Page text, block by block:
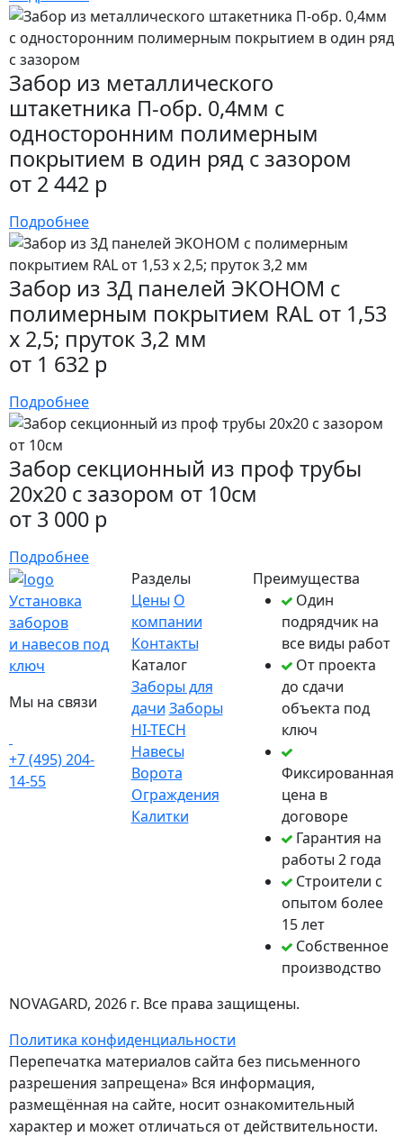
Забор из металлического
штакетника П-обр. 0,4мм с
односторонним полимерным
покрытием в один ряд с зазором
от 2 442 р
Подробнее
Забор из 3Д панелей ЭКОНОМ с
полимерным покрытием RAL от 1,53
х 2,5; пруток 3,2 мм
от 1 632 р
Подробнее
Забор секционный из проф трубы
20х20 с зазором от 10см
от 3 000 р
Подробнее
Установка
заборов
и навесов под
ключ
Мы на связи
+7 (495) 204-
14-55
Разделы
Цены О
компании
Контакты
Каталог
Заборы для
дачи Заборы
HI-TECH
Навесы
Ворота
Ограждения
Калитки
Преимущества
Один
подрядчик на
все виды работ
От проекта
до сдачи
объекта под
ключ
Фиксированная
цена в
договоре
Гарантия на
работы 2 года
Строители с
опытом более
15 лет
Собственное
производство
NOVAGARD, 2026 г. Все права защищены.
Политика конфиденциальности
Перепечатка материалов сайта без письменного
разрешения запрещена» Вся информация,
размещённая на сайте, носит ознакомительный
характер и может отличаться от действительности.